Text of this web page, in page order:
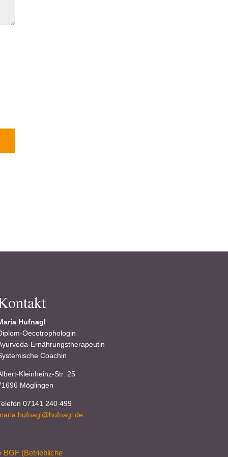
Hufnagl
Oecotrophologin
Ernährungstherapeutin
Coachin
Kleinheinz-Str. 25
Möglingen
07141 240 499
BGF (Betriebliche